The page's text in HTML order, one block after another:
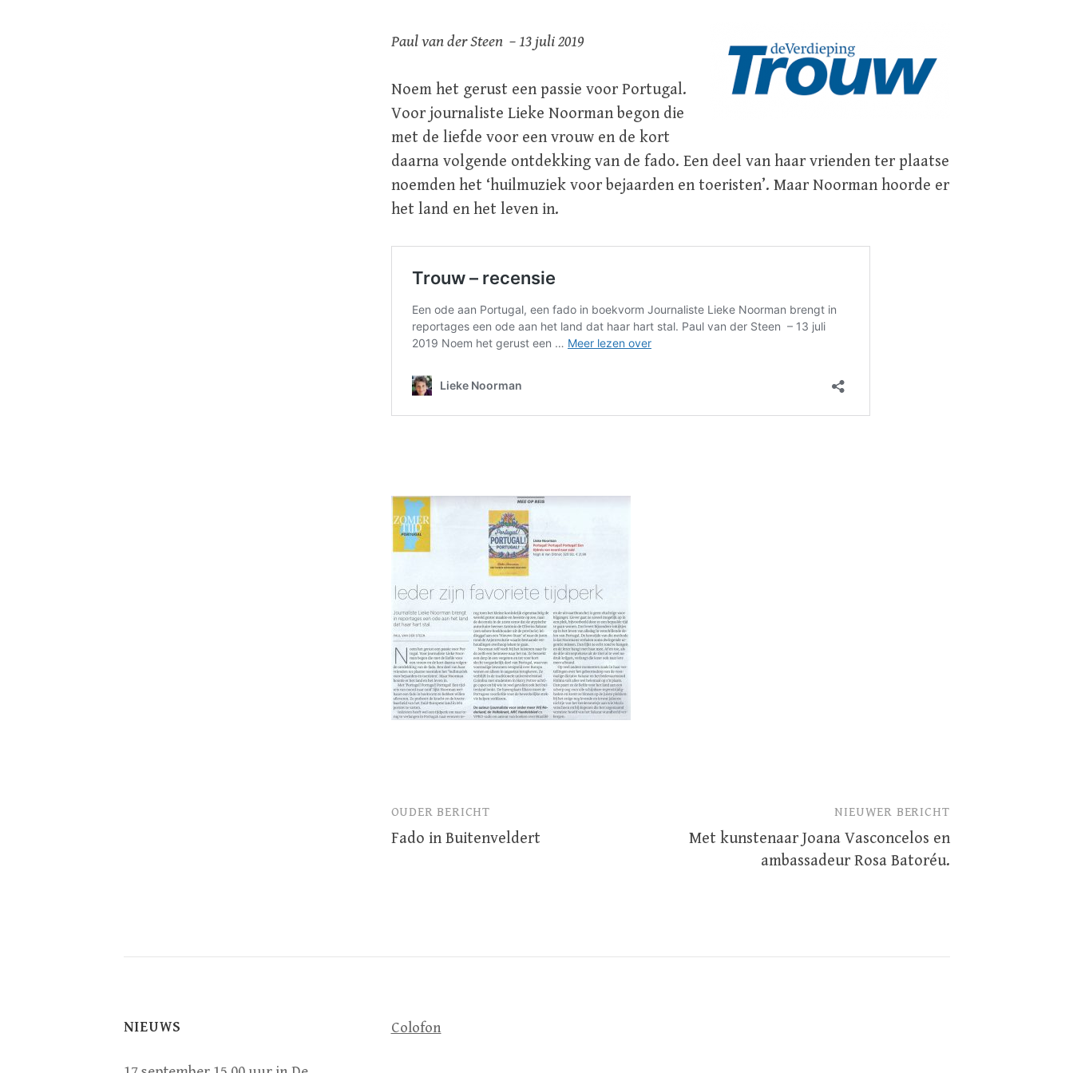
Paul van der Steen –13 juli 2019
Noem het gerust een passie voor Portugal.
Voor journaliste Lieke Noorman begon die
met de liefde voor een vrouw en de kort
daarna volgende ontdekking van de fado. Een deel van haar vrienden ter plaatse
noemden het ‘huilmuziek voor bejaarden en toeristen’. Maar Noorman hoorde er
het land en het leven in.
Bericht
navigatie
OUDER BERICHT
Fado in Buitenveldert
NIEUWER BERICHT
Met kunstenaar Joana Vasconcelos en
ambassadeur Rosa Batoréu.
NIEUWS Colofon